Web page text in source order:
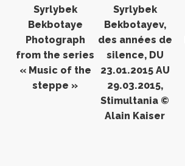
Syrlybek
Bekbotaye
Photograph
from the series
« Music of the
steppe »
Syrlybek
Bekbotayev,
des années de
silence, DU
23.01.2015 AU
29.03.2015,
Stimultania ©
Alain Kaiser